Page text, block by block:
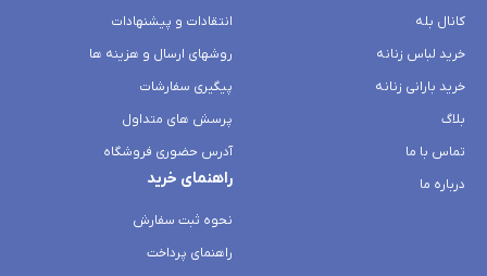
کانال بله
خرید لباس زنانه
خرید بارانی زنانه
بلاگ
تماس با ما
درباره ما
انتقادات و پیشنهادات
روشهای ارسال و هزینه ها
پیگیری سفارشات
پرسش های متداول
آدرس حضوری فروشگاه
راهنمای خرید
نحوه ثبت سفارش
راهنمای پرداخت